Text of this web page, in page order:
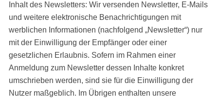
Inhalt des Newsletters: Wir versenden Newsletter, E-Mails
und weitere elektronische Benachrichtigungen mit
werblichen Informationen (nachfolgend „Newsletter“) nur
mit der Einwilligung der Empfänger oder einer
gesetzlichen Erlaubnis. Sofern im Rahmen einer
Anmeldung zum Newsletter dessen Inhalte konkret
umschrieben werden, sind sie für die Einwilligung der
Nutzer maßgeblich. Im Übrigen enthalten unsere